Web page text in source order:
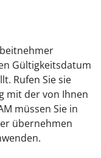
Gültigkeitsdatum
Rufen Sie sie
mit der von Ihnen
müssen Sie in
übernehmen